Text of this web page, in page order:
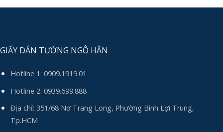
GIẤY DÁN TƯỜNG NGÔ HÂN
Hotline 1: 0909.1919.01
Hotline 2: 0939.699.888
Địa chỉ: 351/68 Nơ Trang Long, Phường Bình Lợi Trung,
Tp.HCM